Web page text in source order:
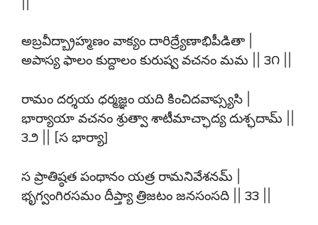
అబ్రవీద్బ్రాహ్మణం వాక్యం దారిద్ర్యేణాభిపీడితా |
అపాస్య ఫాలం కుద్దాలం కురుష్వ వచనం మమ || ౩౧ ||
రామం దర్శయ ధర్మజ్ఞం యది కించిదవాప్స్యసి |
భార్యాయా వచనం శ్రుత్వా శాటీమాచ్ఛాద్య దుశ్ఛదామ్ ||
౩౨ || [స భార్యా]
స ప్రాతిష్ఠత పంథానం యత్ర రామనివేశనమ్ |
భృగ్వంగిరసమం దీప్త్యా త్రిజటం జనసంసది || ౩౩ ||